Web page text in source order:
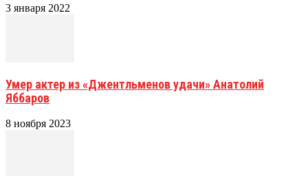
3 января 2022
Умер актер из «Джентльменов удачи» Анатолий
Яббаров
8 ноября 2023